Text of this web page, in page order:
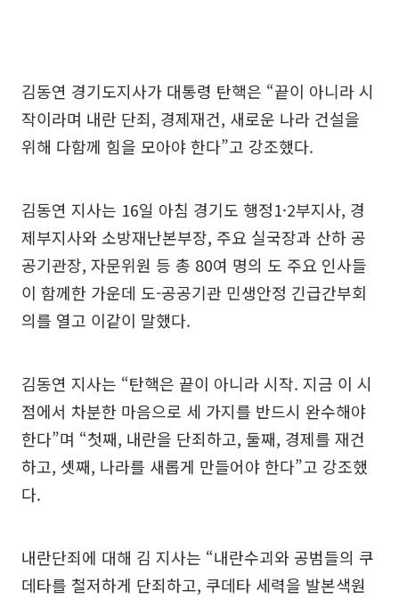
김동연 경기도지사가 대통령 탄핵은 “끝이 아니라 시
작이라며 내란 단죄, 경제재건, 새로운 나라 건설을
위해 다함께 힘을 모아야 한다”고 강조했다.
김동연 지사는 16일 아침 경기도 행정1·2부지사, 경
제부지사와 소방재난본부장, 주요 실국장과 산하 공
공기관장, 자문위원 등 총 80여 명의 도 주요 인사들
이 함께한 가운데 도-공공기관 민생안정 긴급간부회
의를 열고 이같이 말했다.
김동연 지사는 “탄핵은 끝이 아니라 시작. 지금 이 시
점에서 차분한 마음으로 세 가지를 반드시 완수해야
한다”며 “첫째, 내란을 단죄하고, 둘째, 경제를 재건
하고, 셋째, 나라를 새롭게 만들어야 한다”고 강조했
다.
내란단죄에 대해 김 지사는 “내란수괴와 공범들의 쿠
데타를 철저하게 단죄하고, 쿠데타 세력을 발본색원